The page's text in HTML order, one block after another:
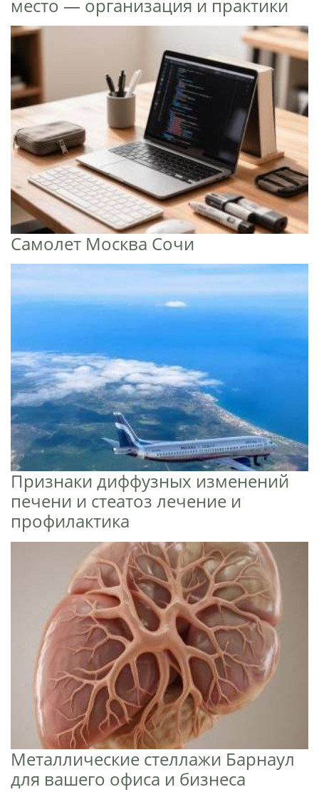
место — организация и практики
Самолет Москва Сочи
Признаки диффузных изменений
печени и стеатоз лечение и
профилактика
Металлические стеллажи Барнаул
для вашего офиса и бизнеса